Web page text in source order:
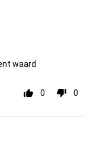
waard
0 0